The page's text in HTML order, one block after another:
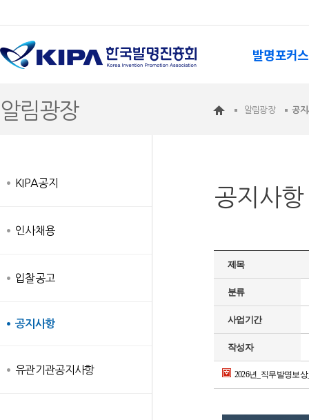
발명포커스
알림광장 알림광장 공
KIPA공지
인사채용
입찰공고
공지사항
유관기관공지사항
공지사항
제목
분류
사업기간
작성자
2026년_직무발명보